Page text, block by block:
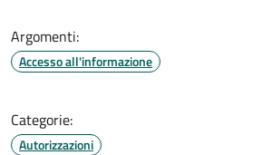
Argomenti:
Accesso all'informazione
Categorie:
Autorizzazioni